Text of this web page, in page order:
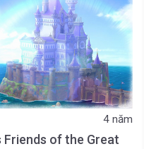
4 năm
of the Great